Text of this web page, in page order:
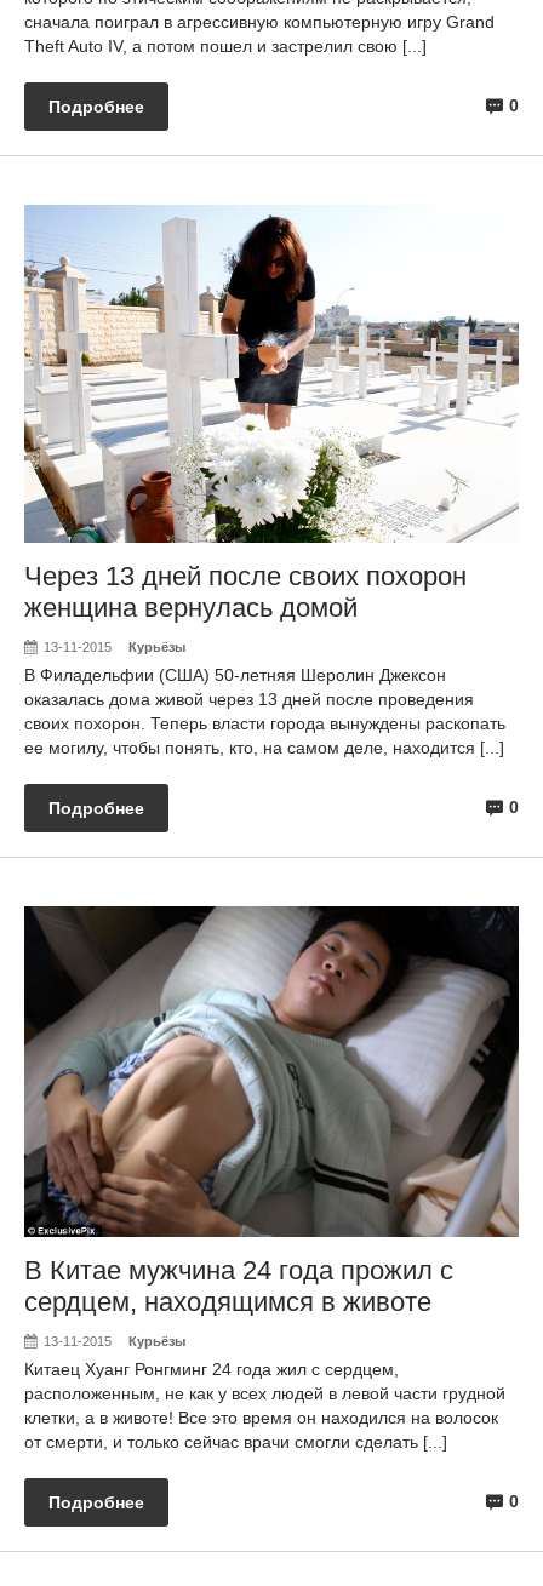
сначала поиграл в агрессивную компьютерную игру Grand
Theft Auto IV, а потом пошел и застрелил свою [...]
0
Подробнее
Через 13 дней после своих похорон
женщина вернулась домой
13-11-2015 Курьёзы
В Филадельфии (США) 50-летняя Шеролин Джексон
оказалась дома живой через 13 дней после проведения
своих похорон. Теперь власти города вынуждены раскопать
ее могилу, чтобы понять, кто, на самом деле, находится [...]
0
Подробнее
В Китае мужчина 24 года прожил с
сердцем, находящимся в животе
13-11-2015 Курьёзы
Китаец Хуанг Ронгминг 24 года жил с сердцем,
расположенным, не как у всех людей в левой части грудной
клетки, а в животе! Все это время он находился на волосок
от смерти, и только сейчас врачи смогли сделать [...]
0
Подробнее